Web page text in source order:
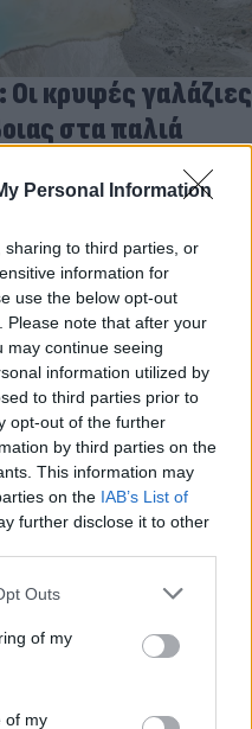
Personal Information
to third parties, or
information for
use the below opt-out
Please note that after your
may continue seeing
information utilized by
to third parties prior to
opt-out of the further
by third parties on the
This information may
on the IAB’s List of
further disclose it to other
uses one or more Google
You may click to
its third-party tags to
purposes in below Google
Outs
of my
of my
κρυφές γαλάζιες
στα παλιά